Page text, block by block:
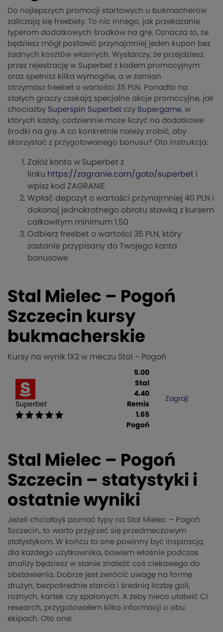
Do najlepszych promocji startowych u bukmacherów
zaliczają się freebety. To nic innego, jak przekazanie
typerom dodatkowych środków na grę. Oznacza to, że
będziesz mógł postawić przynajmniej jeden kupon bez
żadnych kosztów własnych. Wystarczy, że przejdziesz
przez rejestrację w Superbet z kodem promocyjnym
oraz spełnisz kilka wymogów, a w zamian
otrzymasz freebet o wartości 35 PLN. Ponadto na
stałych graczy czekają specjalne akcje promocyjne, jak
chociażby Superspin Superbet czy Supergame, w
których każdy, codziennie może liczyć na dodatkowe
środki na grę. A co konkretnie należy zrobić, aby
skorzystać z przygotowanego bonusu? Oto instrukcja:
Załóż konto w Superbet z
linku https://zagranie.com/goto/superbet i
wpisz kod ZAGRANIE
Wpłać depozyt o wartości przynajmniej 40 PLN i
dokonaj jednokrotnego obrotu stawką z kursem
całkowitym minimum 1.50
Odbierz freebet o wartości 35 PLN, który
zostanie przypisany do Twojego konta
bonusowe
Stal Mielec – Pogoń
Szczecin kursy
bukmacherskie
Kursy na wynik 1X2 w meczu Stal - Pogoń
Superbet
5.00
Stal
4.40
Remis
1.65
Pogoń
Zagraj!
Stal Mielec – Pogoń
Szczecin – statystyki i
ostatnie wyniki
Jeżeli chciałbyś poznać typy na Stal Mielec – Pogoń
Szczecin, to warto przyjrzeć się przedmeczowym
statystykom. W końcu to one powinny być inspiracją
dla każdego użytkownika, bowiem właśnie podczas
analizy będziesz w stanie znaleźć coś ciekawego do
obstawienia. Dobrze jest zwrócić uwagę na formę
drużyn, bezpośrednie starcia i średnią liczbę goli,
rożnych, kartek czy spalonych. A żeby nieco ułatwić Ci
research, przygotowałem kilka informacji o obu
ekipach. Oto one: